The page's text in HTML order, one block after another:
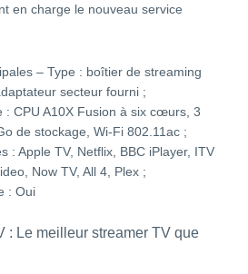
en charge le nouveau service
– Type : boîtier de streaming
secteur fourni ;
: CPU A10X Fusion à six cœurs, 3
de stockage, Wi-Fi 802.11ac ;
: Apple TV, Netflix, BBC iPlayer, ITV
Now TV, All 4, Plex ;
: Oui
: Le meilleur streamer TV que